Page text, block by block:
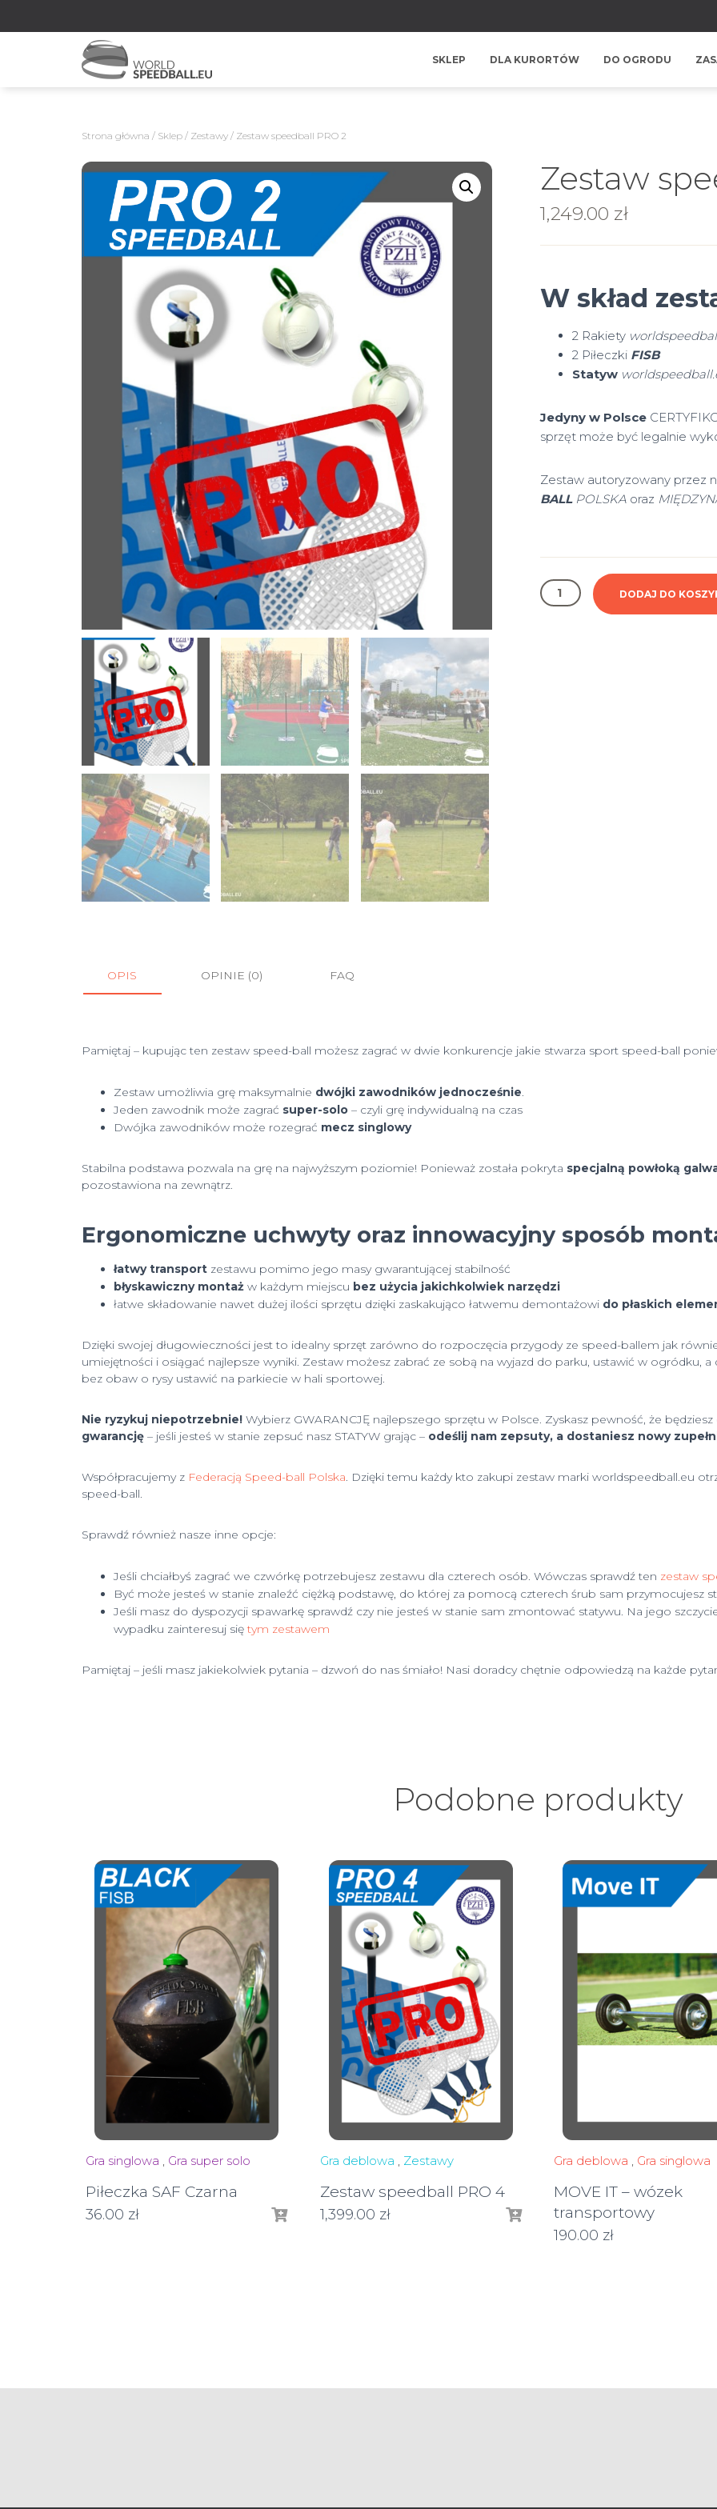
SKLEP DLA KURORTÓW DO OGRODU
Strona główna / Sklep / Zestawy / Zestaw speedball PRO 2
Zestaw
1,249.00 zł
W skład
2 Rakiety
2 Piłeczki FISB
Statyw
Jedyny w Polsce
sprzęt może być legalnie
Zestaw autoryzowany przez
BALL POLSKA oraz
ilość
Zestaw
DODAJ DO
OPIS OPINIE (0) FAQ
Pamiętaj – kupując ten zestaw speed-ball możesz zagrać w dwie konkurencje jakie stwarza sport speed-ball
Zestaw umożliwia grę maksymalnie dwójki zawodników jednocześnie.
Jeden zawodnik może zagrać super-solo – czyli grę indywidualną na czas
Dwójka zawodników może rozegrać mecz singlowy
Stabilna podstawa pozwala na grę na najwyższym poziomie! Ponieważ została pokryta specjalną powłoką
pozostawiona na zewnątrz.
Ergonomiczne uchwyty oraz innowacyjny sposób
łatwy transport zestawu pomimo jego masy gwarantującej stabilność
błyskawiczny montaż w każdym miejscu bez użycia jakichkolwiek narzędzi
łatwe składowanie nawet dużej ilości sprzętu dzięki zaskakująco łatwemu demontażowi do płaskich
Dzięki swojej długowieczności jest to idealny sprzęt zarówno do rozpoczęcia przygody ze speed-ballem jak
umiejętności i osiągać najlepsze wyniki. Zestaw możesz zabrać ze sobą na wyjazd do parku, ustawić w ogródku,
bez obaw o rysy ustawić na parkiecie w hali sportowej.
Nie ryzykuj niepotrzebnie! Wybierz GWARANCJĘ najlepszego sprzętu w Polsce. Zyskasz pewność, że będziesz
gwarancję – jeśli jesteś w stanie zepsuć nasz STATYW grając – odeślij nam zepsuty, a dostaniesz nowy
Współpracujemy z Federacją Speed-ball Polska. Dzięki temu każdy kto zakupi zestaw marki worldspeedball.eu
speed-ball.
Sprawdź również nasze inne opcje:
Jeśli chciałbyś zagrać we czwórkę potrzebujesz zestawu dla czterech osób. Wówczas sprawdź ten zestaw
Być może jesteś w stanie znaleźć ciężką podstawę, do której za pomocą czterech śrub sam przymocujesz
Jeśli masz do dyspozycji spawarkę sprawdź czy nie jesteś w stanie sam zmontować statywu. Na jego
wypadku zainteresuj siętym zestawem
Pamiętaj – jeśli masz jakiekolwiek pytania – dzwoń do nas śmiało! Nasi doradcy chętnie odpowiedzą na każde
Podobne produkty
Gra singlowa , Gra super solo
Piłeczka SAF Czarna
36.00 zł
Gra deblowa , Zestawy
Zestaw speedball PRO 4
1,399.00 zł
Gra deblowa , Gra singlowa
MOVE IT – wózek
transportowy
190.00 zł